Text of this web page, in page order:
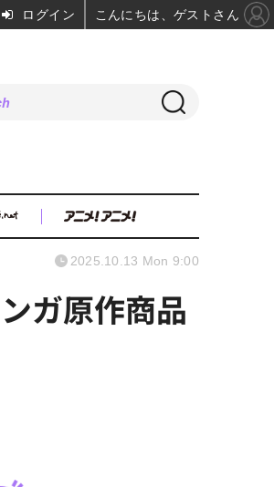
ガ原作商品
2025.10.13 Mon 9:00
ログイン こんにちは、ゲストさん